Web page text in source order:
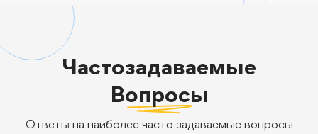
Частозадаваемые
Вопросы
Ответы на наиболее часто задаваемые вопросы